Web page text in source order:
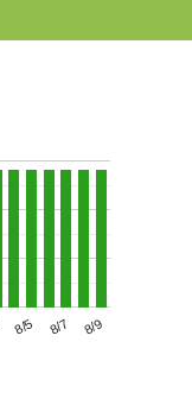
8/5 8/7 8/9